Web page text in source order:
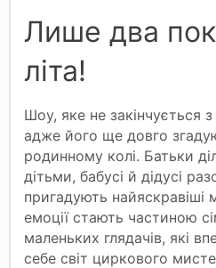
Лише два
літа!
Шоу, яке не закінчується
адже його ще довго
родинному колі. Батьки
дітьми, бабусі й дідусі
пригадують найяскравіші
емоції стають частиною
маленьких глядачів, які
себе світ циркового